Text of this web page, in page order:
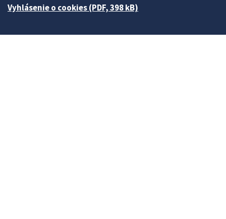
Vyhlásenie o cookies (PDF, 398 kB)